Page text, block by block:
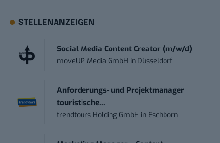
STELLENANZEIGEN
Social Media Content Creator (m/w/d)
moveUP Media GmbH in Düsseldorf
Anforderungs- und Projektmanager
touristische...
trendtours Holding GmbH in Eschborn